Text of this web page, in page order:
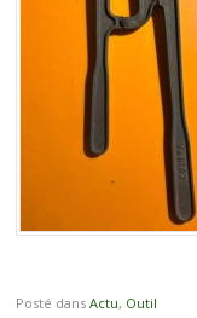
Posté dans Actu, Outil